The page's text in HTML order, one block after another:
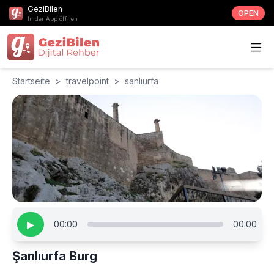
GeziBilen
In der App öffnen
OPEN
Startseite > travelpoint > sanliurfa
▶ 00:00 00:00
Şanlıurfa Burg